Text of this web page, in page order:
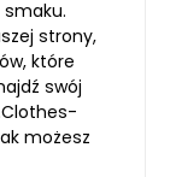
strony,
które
swój
możesz